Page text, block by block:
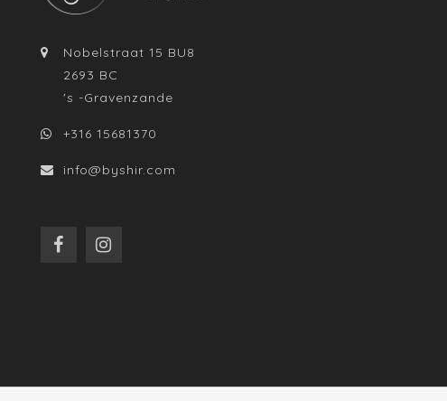
Nobelstraat 15 BU8
2693 BC
's -Gravenzande
+316 15681370
info@byshir.com